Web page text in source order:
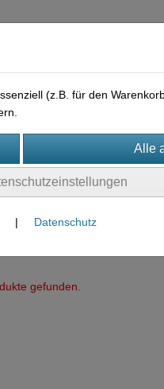
gefunden.
(z.B. für den
| Datenschutz